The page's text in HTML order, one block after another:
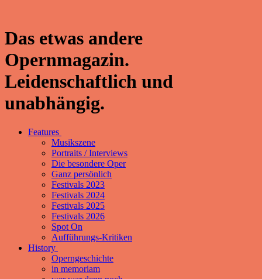
Das etwas andere
Opernmagazin.
Leidenschaftlich und
unabhängig.
Features
Musikszene
Portraits / Interviews
Die besondere Oper
Ganz persönlich
Festivals 2023
Festivals 2024
Festivals 2025
Festivals 2026
Spot On
Aufführungs-Kritiken
History
Operngeschichte
in memoriam